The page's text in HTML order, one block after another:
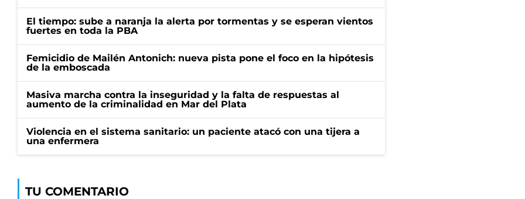
El tiempo: sube a naranja la alerta por tormentas y se esperan vientos
fuertes en toda la PBA
Femicidio de Mailén Antonich: nueva pista pone el foco en la hipótesis
de la emboscada
Masiva marcha contra la inseguridad y la falta de respuestas al
aumento de la criminalidad en Mar del Plata
Violencia en el sistema sanitario: un paciente atacó con una tijera a
una enfermera
TU COMENTARIO